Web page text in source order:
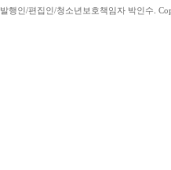
발행인/편집인/청소년보호책임자 박인수.